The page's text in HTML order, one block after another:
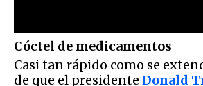
Cóctel de medicamentos
Casi tan rápido como se
de que el presidente Donald